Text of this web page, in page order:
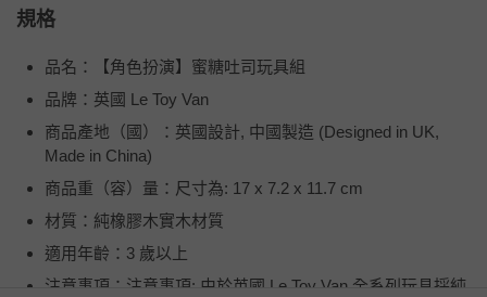
規格
品名：【角色扮演】蜜糖吐司玩具組
品牌：英國 Le Toy Van
商品產地（國）：英國設計, 中國製造 (Designed in UK,
Made in China)
商品重（容）量：尺寸為: 17 x 7.2 x 11.7 cm
材質：純橡膠木實木材質
適用年齡：3 歲以上
注意事項：注意事項: 由於英國 Le Toy Van 全系列玩具採純